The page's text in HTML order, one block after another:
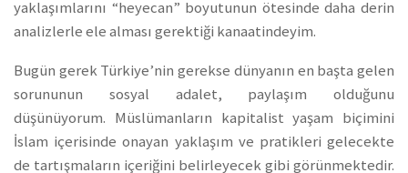
yaklaşımlarını “heyecan” boyutunun ötesinde daha derin
analizlerle ele alması gerektiği kanaatindeyim.
Bugün gerek Türkiye’nin gerekse dünyanın en başta gelen
sorununun sosyal adalet, paylaşım olduğunu
düşünüyorum. Müslümanların kapitalist yaşam biçimini
İslam içerisinde onayan yaklaşım ve pratikleri gelecekte
de tartışmaların içeriğini belirleyecek gibi görünmektedir.